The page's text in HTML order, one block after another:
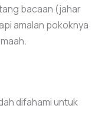
bacaan (jahar
amalan pokoknya
difahami untuk